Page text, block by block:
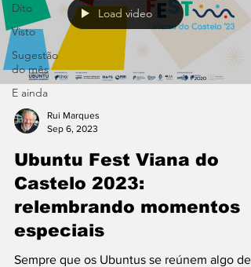
Dito
Visto
Sugestão
do mês
E ainda
Load video
Rui Marques
Sep 6, 2023
Ubuntu Fest Viana do
Castelo 2023:
relembrando momentos
especiais
Sempre que os Ubuntus se reúnem algo de